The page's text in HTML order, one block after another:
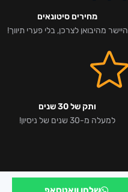
מחירים סיטונאים
היישר מהיבואן לצרכן, בלי פערי תיווך!
ותק של 30 שנים
למעלה מ-30 שנים של ניסיון!